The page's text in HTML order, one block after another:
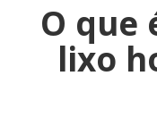
O que
lixo